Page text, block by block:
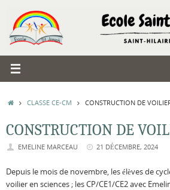
contenu
ACCUEIL
CLASSE CE-CM CONSTRUCTION DE
CONSTRUCTION DE
EMELINE MARCEAU 21 DÉCEMBRE, 2024
Depuis le mois de novembre, les élèves de
voilier en sciences ; les CP/CE1/CE2 avec